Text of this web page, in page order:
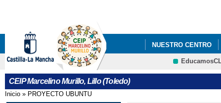
NUESTRO CENTRO
INNOVARETOS CLM
CEIP Marcelino Murillo, Lillo (Toledo)
Se encuentra usted aquí
Inicio » PROYECTO UBUNTU